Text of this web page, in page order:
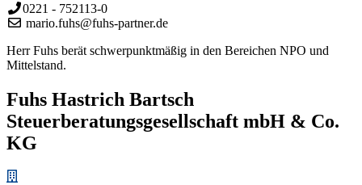
0221 - 752113-0
mario.fuhs@fuhs-partner.de
Herr Fuhs berät schwerpunktmäßig in den Bereichen NPO und
Mittelstand.
Fuhs Hastrich Bartsch
Steuerberatungs­­gesellschaft mbH & Co.
KG